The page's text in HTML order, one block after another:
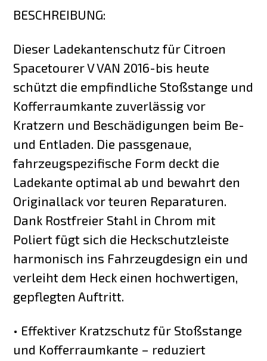
BESCHREIBUNG:
Dieser Ladekantenschutz für Citroen
Spacetourer V VAN 2016-bis heute
schützt die empfindliche Stoßstange und
Kofferraumkante zuverlässig vor
Kratzern und Beschädigungen beim Be-
und Entladen. Die passgenaue,
fahrzeugspezifische Form deckt die
Ladekante optimal ab und bewahrt den
Originallack vor teuren Reparaturen.
Dank Rostfreier Stahl in Chrom mit
Poliert fügt sich die Heckschutzleiste
harmonisch ins Fahrzeugdesign ein und
verleiht dem Heck einen hochwertigen,
gepflegten Auftritt.
• Effektiver Kratzschutz für Stoßstange
und Kofferraumkante – reduziert